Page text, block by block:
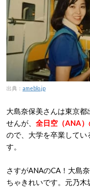
出典： ameblo.jp
大島奈保美さんは東京
せんが、 全日空（ANA
ので、大学を卒業してい
す。
さすがANAのCA！大島
ちゃきれいです。元乃